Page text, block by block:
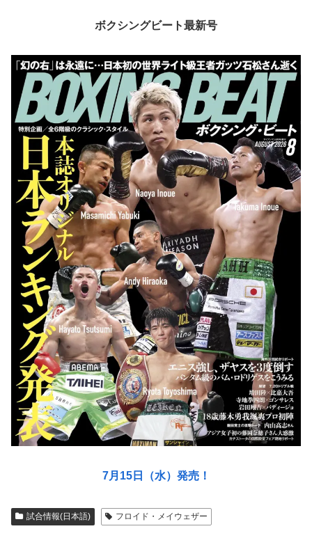
ボクシングビート最新号
7月15日（水）発売！
試合情報(日本語) フロイド・メイウェザー